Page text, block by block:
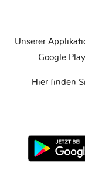
Unserer
Google
Hier finden